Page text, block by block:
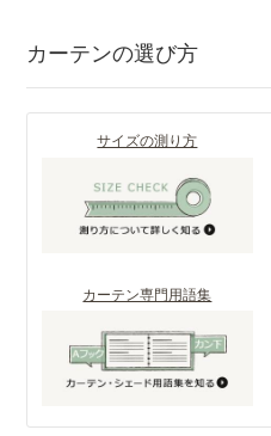
カーテンの選び方
サイズの測り方
カーテン専門用語集